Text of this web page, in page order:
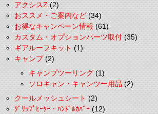
アクシスZ(2)
おススメ・ご案内など(34)
お得なキャンペーン情報(61)
カスタム・オプションパーツ取付(35)
ギアルーフキット(1)
キャンプ(2)
キャンプツーリング(1)
ソロキャン・キャンツー用品(2)
クールメッシュシート(2)
ｸﾞﾘｯﾌﾟﾋｰﾀｰ・ﾊﾝﾄﾞﾙｶﾊﾞｰ(12)